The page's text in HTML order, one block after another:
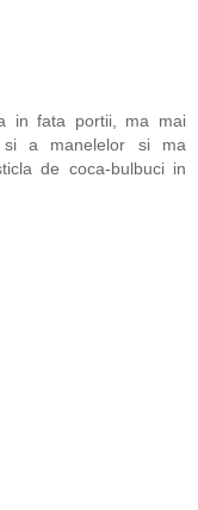
in fata portii, ma mai
si a manelelor si ma
de coca-bulbuci in